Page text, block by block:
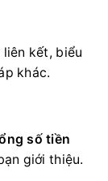
kết, biểu
khác.
số tiền
giới thiệu.